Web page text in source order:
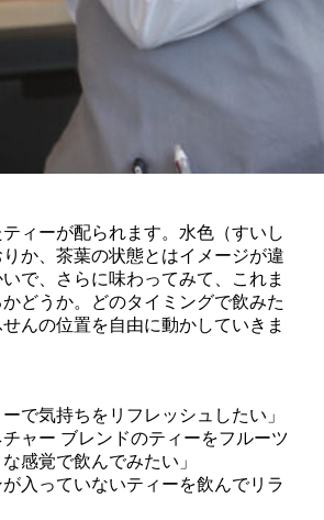
ィーが配られます。水色（すいし
か、茶葉の状態とはイメージが違
で、さらに味わってみて、これま
どうか。どのタイミングで飲みた
んの位置を自由に動かしていきま
ーで気持ちをリフレッシュしたい」
チャー ブレンドのティーをフルーツ
感覚で飲んでみたい」
が入っていないティーを飲んでリラ